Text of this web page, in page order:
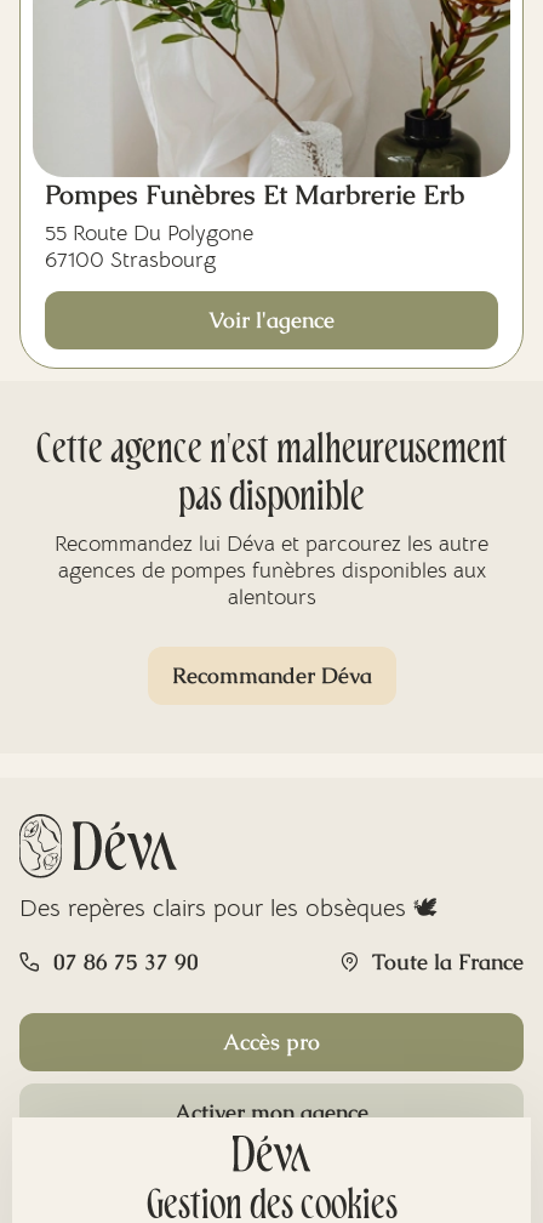
Pompes Funèbres Et Marbrerie Erb
55 Route Du Polygone
67100 Strasbourg
Voir l'agence
Cette agence n'est malheureusement
pas disponible
Recommandez lui Déva et parcourez les autre
agences de pompes funèbres disponibles aux
alentours
Recommander Déva
Des repères clairs pour les obsèques 🕊️
07 86 75 37 90 Toute la France
Accès pro
Activer mon agence
Gestion des cookies